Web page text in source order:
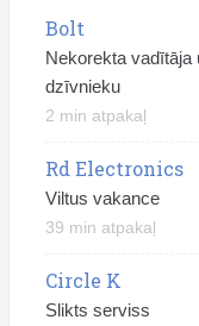
Bolt
Nekorekta vadītāja
dzīvnieku
2 min atpakaļ
Rd Electronics
Viltus vakance
39 min atpakaļ
Circle K
Slikts serviss